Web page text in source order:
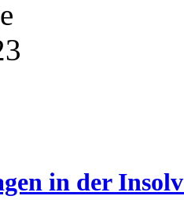
in der